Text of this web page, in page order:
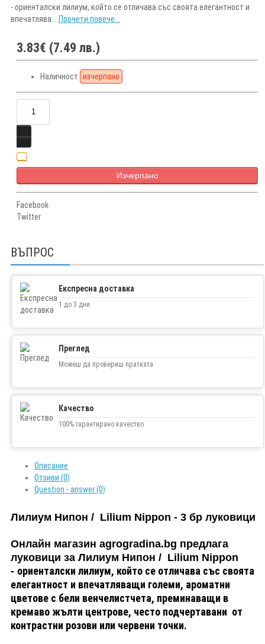
- ориенталски лилиум, който се отличава със своята елегантност и
впечатлява... Прочети повече...
3.83€ (7.49 лв.)
Наличност изчерпано
Изчерпано
Facebook
Twitter
ВЪПРОС
Експресна доставка
1 до 3 дни
Преглед
Можеш да провериш пратката
Качество
100% гарантирано качество
Описание
Отзиви (0)
Question - answer (0)
Лилиум Нипон / Lilium Nippon - 3 бр луковици
Онлайн магазин agrogradina.bg предлага
луковици за Лилиум Нипон / Lilium Nippon
- ориенталски лилиум, който се отличава със своята
елегантност и впечатляващи големи, ароматни
цветове с бели венчелистчета, преминаващи в
кремаво жълти центрове, често подчертавани от
контрастни розови или червени точки.